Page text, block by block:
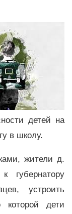
детей на
в школу.
жители д.
губернатору
устроить
дети